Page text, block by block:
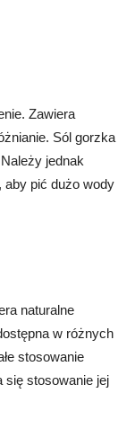
Zawiera
Sól gorzka
jednak
aby pić dużo wody
naturalne
w różnych
stosowanie
się stosowanie jej